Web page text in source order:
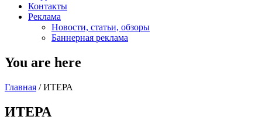
Контакты
Реклама
Новости, статьи, обзоры
Баннерная реклама
You are here
Главная / ИТЕРА
ИТЕРА